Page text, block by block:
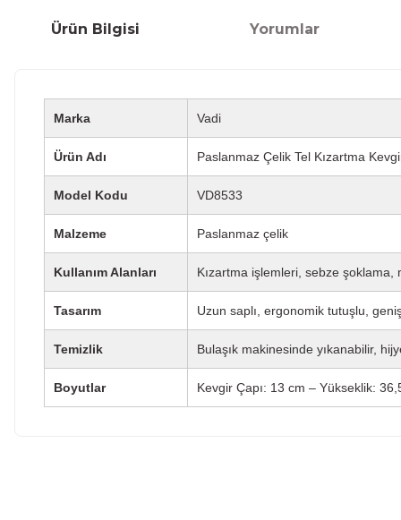
Ürün Bilgisi Yorumlar
Marka Vadi
Ürün Adı Paslanmaz Çelik Tel Kızartma
Model Kodu VD8533
Malzeme Paslanmaz çelik
Kullanım Alanları Kızartma işlemleri, sebze şoklama,
Tasarım Uzun saplı, ergonomik tutuşlu,
Temizlik Bulaşık makinesinde yıkanabilir,
Boyutlar Kevgir Çapı: 13 cm – Yükseklik: